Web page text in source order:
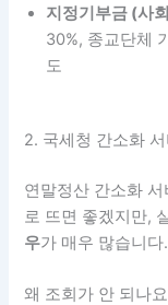
지정기부금 (사
30%, 종교단체
도
2. 국세청 간소화
연말정산 간소화
로 뜨면 좋겠지만,
우가 매우 많습니다.
왜 조회가 안 되나